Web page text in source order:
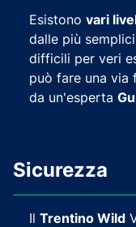
Esistono vari
dalle più
difficili per veri
può fare una via
da un'esperta
Sicurezza
Il Trentino Wild